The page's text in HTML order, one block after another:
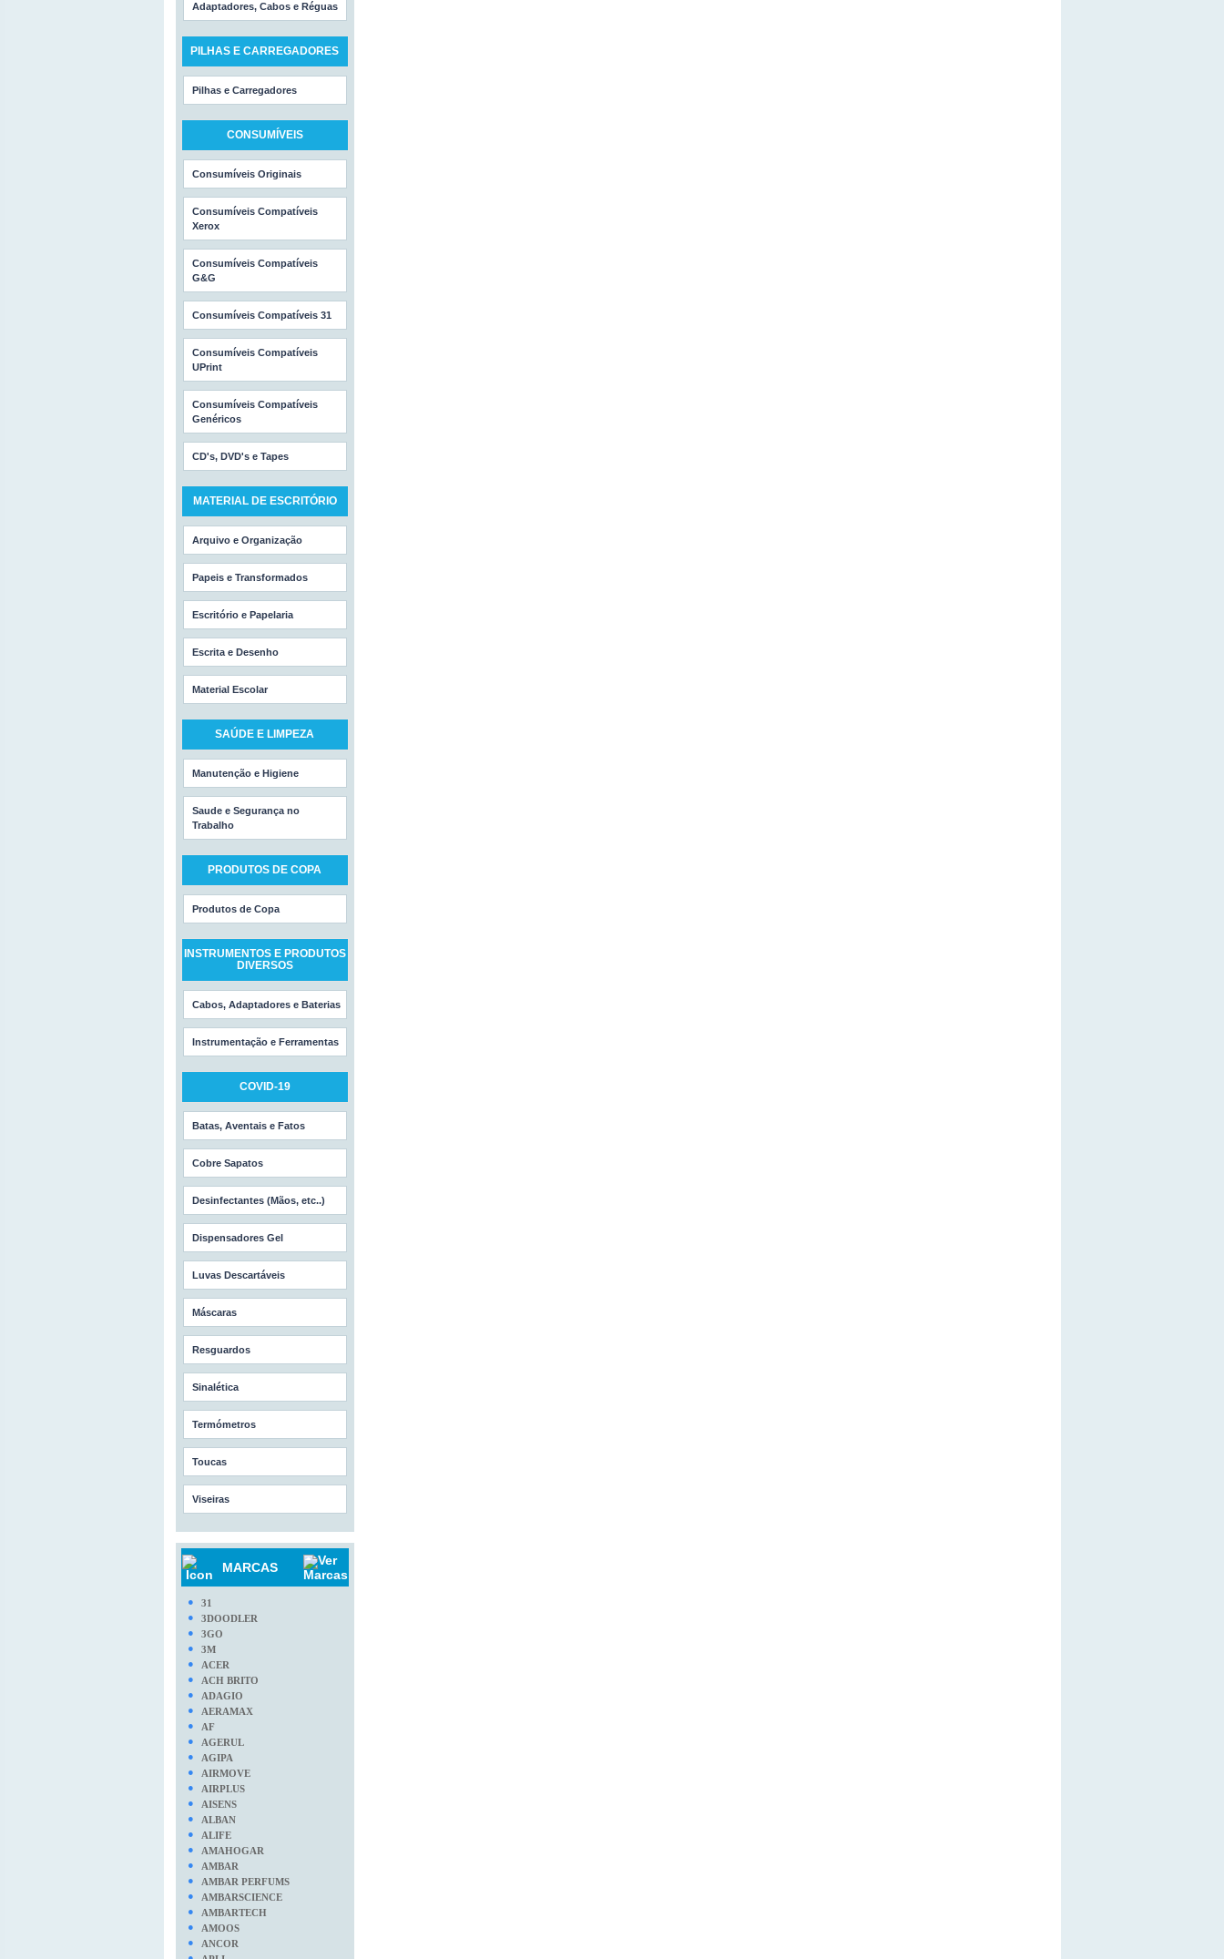
Adaptadores, Cabos e Réguas
PILHAS E CARREGADORES
Pilhas e Carregadores
CONSUMÍVEIS
Consumíveis Originais
Consumíveis Compatíveis
Xerox
Consumíveis Compatíveis
G&G
Consumíveis Compatíveis 31
Consumíveis Compatíveis
UPrint
Consumíveis Compatíveis
Genéricos
CD's, DVD's e Tapes
MATERIAL DE ESCRITÓRIO
Arquivo e Organização
Papeis e Transformados
Escritório e Papelaria
Escrita e Desenho
Material Escolar
SAÚDE E LIMPEZA
Manutenção e Higiene
Saude e Segurança no
Trabalho
PRODUTOS DE COPA
Produtos de Copa
INSTRUMENTOS E PRODUTOS
DIVERSOS
Cabos, Adaptadores e Baterias
Instrumentação e Ferramentas
COVID-19
Batas, Aventais e Fatos
Cobre Sapatos
Desinfectantes (Mãos, etc..)
Dispensadores Gel
Luvas Descartáveis
Máscaras
Resguardos
Sinalética
Termómetros
Toucas
Viseiras
MARCAS
●
31
●
3DOODLER
●
3GO
●
3M
●
ACER
●
ACH BRITO
●
ADAGIO
●
AERAMAX
●
AF
●
AGERUL
●
AGIPA
●
AIRMOVE
●
AIRPLUS
●
AISENS
●
ALBAN
●
ALIFE
●
AMAHOGAR
●
AMBAR
●
AMBAR PERFUMS
●
AMBARSCIENCE
●
AMBARTECH
●
AMOOS
●
ANCOR